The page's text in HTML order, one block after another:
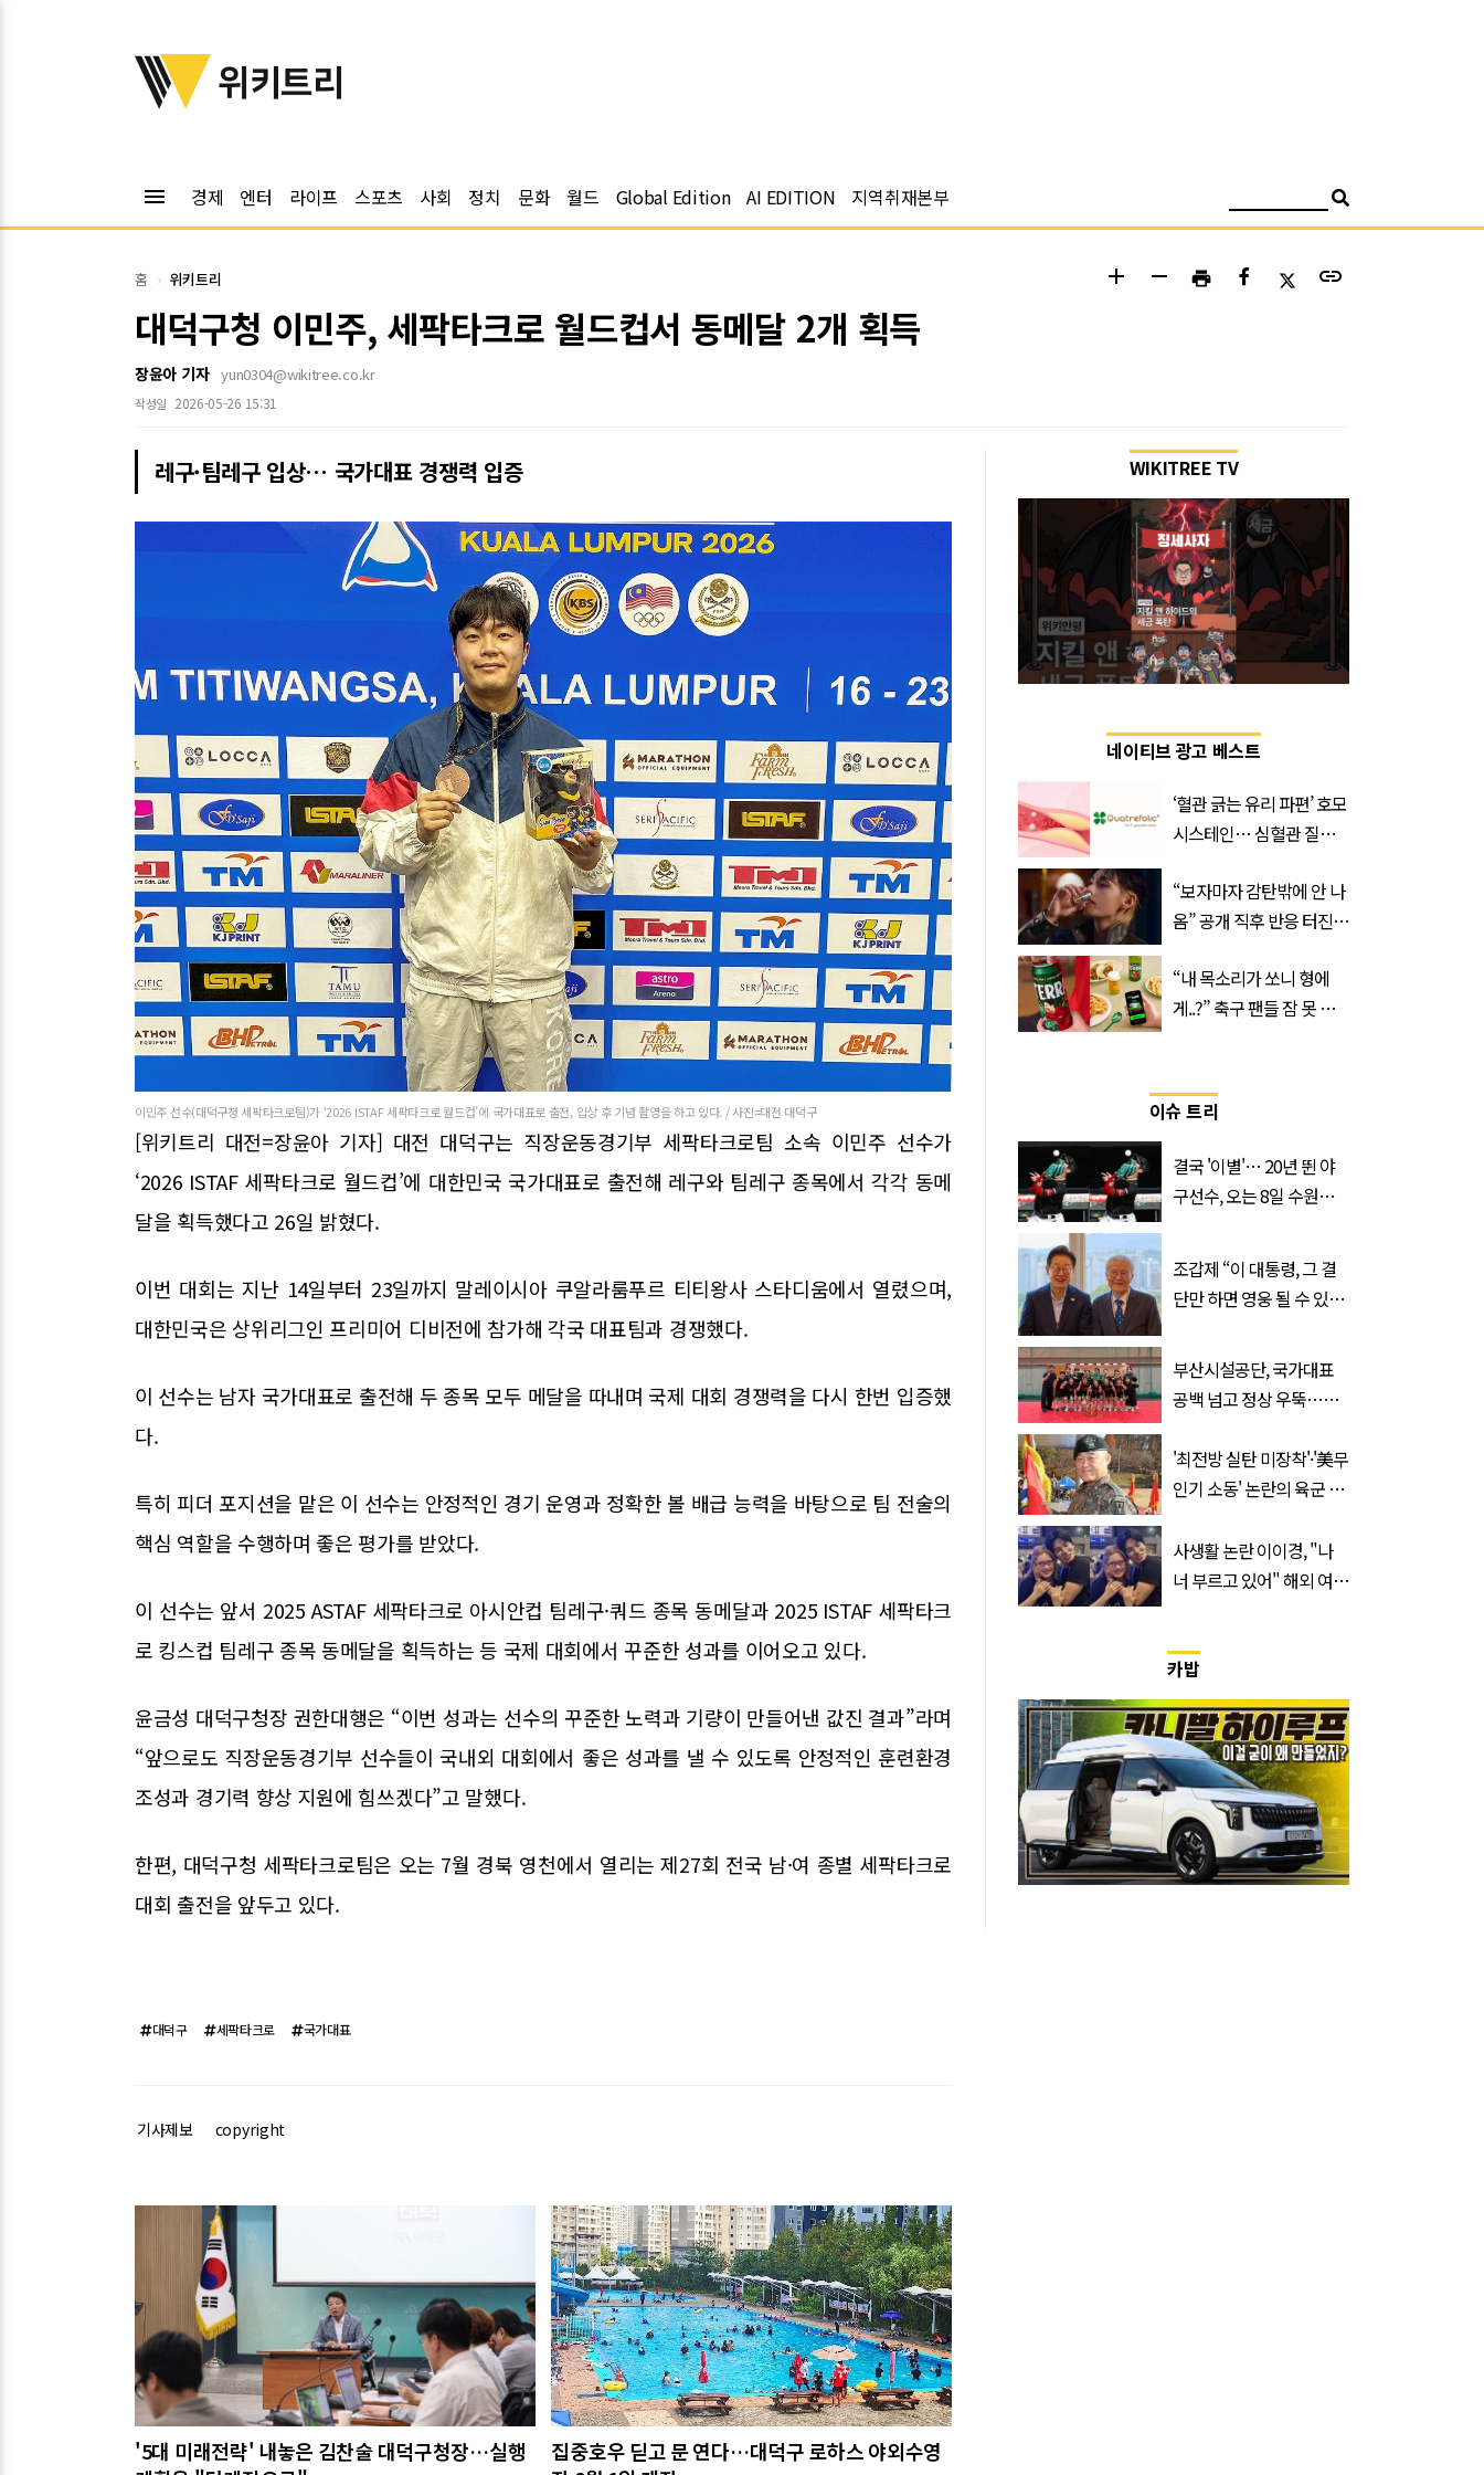
위키트리
위키트리
menu 경제 엔터 라이프 스포츠 사회 정치 문화 월드 Global Edition AI EDITION 지역취재본부
홈 위키트리 add remove print link
대덕구청 이민주, 세팍타크로 월드컵서 동메달 2개 획득
장윤아 기자 yun0304@wikitree.co.kr
작성일 2026-05-26 15:31
레구·팀레구 입상… 국가대표 경쟁력 입증
이민주 선수(대덕구청 세팍타크로팀)가 ‘2026 ISTAF 세팍타크로 월드컵’에 국가대표로 출전, 입상 후 기념 촬영을 하고 있다. / 사진=대전 대덕구
[위키트리 대전=장윤아 기자] 대전 대덕구는 직장운동경기부 세팍타크로팀 소속 이민주 선수가
‘2026 ISTAF 세팍타크로 월드컵’에 대한민국 국가대표로 출전해 레구와 팀레구 종목에서 각각 동메
달을 획득했다고 26일 밝혔다.
이번 대회는 지난 14일부터 23일까지 말레이시아 쿠알라룸푸르 티티왕사 스타디움에서 열렸으며,
대한민국은 상위리그인 프리미어 디비전에 참가해 각국 대표팀과 경쟁했다.
이 선수는 남자 국가대표로 출전해 두 종목 모두 메달을 따내며 국제 대회 경쟁력을 다시 한번 입증했
다.
특히 피더 포지션을 맡은 이 선수는 안정적인 경기 운영과 정확한 볼 배급 능력을 바탕으로 팀 전술의
핵심 역할을 수행하며 좋은 평가를 받았다.
이 선수는 앞서 2025 ASTAF 세팍타크로 아시안컵 팀레구·쿼드 종목 동메달과 2025 ISTAF 세팍타크
로 킹스컵 팀레구 종목 동메달을 획득하는 등 국제 대회에서 꾸준한 성과를 이어오고 있다.
윤금성 대덕구청장 권한대행은 “이번 성과는 선수의 꾸준한 노력과 기량이 만들어낸 값진 결과”라며
“앞으로도 직장운동경기부 선수들이 국내외 대회에서 좋은 성과를 낼 수 있도록 안정적인 훈련환경
조성과 경기력 향상 지원에 힘쓰겠다”고 말했다.
한편, 대덕구청 세팍타크로팀은 오는 7월 경북 영천에서 열리는 제27회 전국 남·여 종별 세팍타크로
대회 출전을 앞두고 있다.
대덕구 세팍타크로 국가대표
기사제보 copyright
관련기사
'5대 미래전략' 내놓은 김찬술 대덕구청장…실행
집중호우 딛고 문 연다…대덕구 로하스 야외수영
WIKITREE TV
네이티브 광고 베스트
‘혈관 긁는 유리 파편’ 호모
시스테인… 심혈관 질환
“보자마자 감탄밖에 안 나
옴” 공개 직후 반응 터진
“내 목소리가 쏘니 형에
게..?” 축구 팬들 잠 못 들
이슈 트리
결국 '이별'… 20년 뛴 야
구선수, 오는 8일 수원서
조갑제 “이 대통령, 그 결
단만 하면 영웅 될 수 있
부산시설공단, 국가대표
공백 넘고 정상 우뚝…디
'최전방 실탄 미장착'·'美무
인기 소동' 논란의 육군 1
사생활 논란 이이경, "나
너 부르고 있어" 해외 여배
카밥